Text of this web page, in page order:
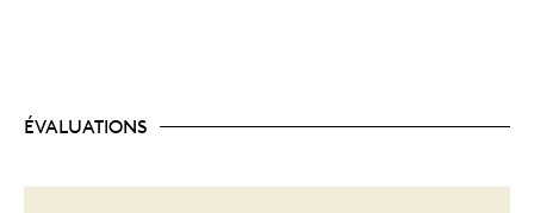
ÉVALUATIONS